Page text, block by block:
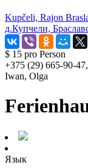
Kupčeli, Rajon
д.Купчели,
$ 15 pro Person
+375 (29) 665-90-
Iwan, Olga
Язык